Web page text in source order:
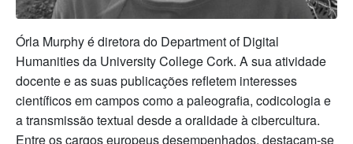
Órla Murphy é diretora do Department of Digital
Humanities da University College Cork. A sua atividade
docente e as suas publicações refletem interesses
científicos em campos como a paleografia, codicologia e
a transmissão textual desde a oralidade à cibercultura.
Entre os cargos europeus desempenhados, destacam-se